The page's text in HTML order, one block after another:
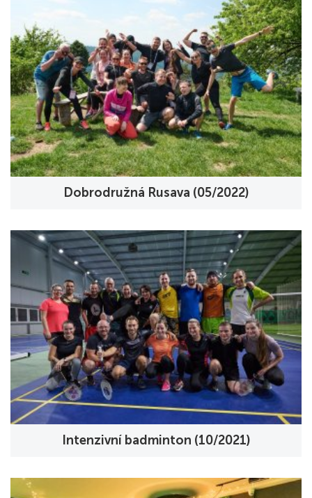
Dobrodružná Rusava (05/2022)
Intenzivní badminton (10/2021)